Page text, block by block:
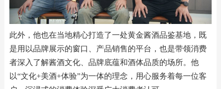
此外，他也在当地精心打造了一处黄金酱酒品鉴基地，既
是用以品牌展示的窗口、产品销售的平台，也是带领消费
者深入了解酱酒文化、品牌底蕴和酒体品质的场所。他
以“文化+美酒+体验”为一体的理念，用心服务着每一位客